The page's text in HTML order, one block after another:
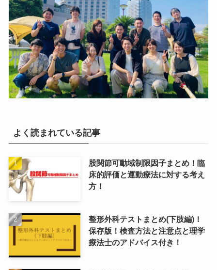
よく読まれている記事
股関節可動域制限因子まとめ！臨
床的評価と運動療法に対する考え
方！
整形外科テストまとめ(下肢編)！
保存版！検査方法と注意点と理学
療法士のアドバイス付き！